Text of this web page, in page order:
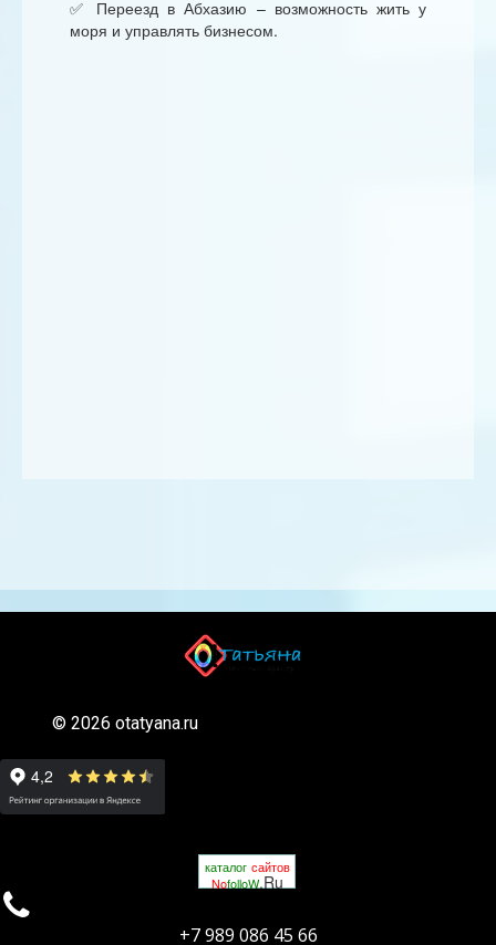
✅ Переезд в Абхазию – возможность жить у
моря и управлять бизнесом.
© 2026 otatyana.ru
каталог сайтов
NofolloW.Ru

+7 989 086 45 66